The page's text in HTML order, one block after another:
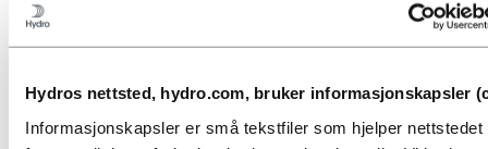
Hydros nettsted, hydro.com, bruker informasjonskapsler
Informasjonskapsler er små tekstfiler som hjelper nettstedet
Mediekontakt
Kort om Hydro
Temasider
Bilder og video